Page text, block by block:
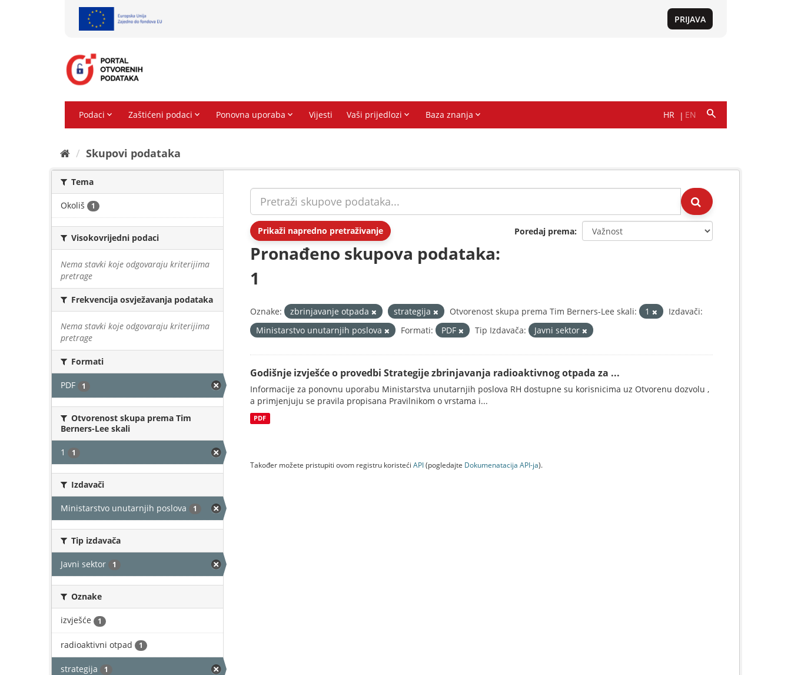
Skupovi podаtаkа
Tema
Okoliš 1
Visokovrijedni podaci
Nema stavki koje odgovaraju kriterijima
pretrage
Frekvencija osvježavanja podataka
Nema stavki koje odgovaraju kriterijima
pretrage
Formati
PDF 1
Otvorenost skupa prema Tim
Berners-Lee skali
1 1
Izdavači
Ministarstvo unutarnjih poslova 1
Tip izdavača
Javni sektor 1
Oznake
izvješće 1
radioaktivni otpad 1
strategija 1
Prikaži napredno pretraživanje Poredaj prema
Pronađeno skupova podataka:
1
Oznake: zbrinjavanje otpada strategija Otvorenost skupa prema Tim Berners-Lee skali: 1
Izdavači:
Ministarstvo unutarnjih poslova
Formati: PDF Tip Izdavača: Javni sektor
Godišnje izvješće o provedbi Strategije zbrinjavanja radioaktivnog otpada za ...
Informacije za ponovnu uporabu Ministarstva unutarnjih poslova RH dostupne su korisnicima uz Otvorenu dozvolu ,
a primjenjuju se pravila propisana Pravilnikom o vrstama i...
PDF
Također možete pristupiti ovom registru koristeći API(pogledajte Dokumenаtаcijа API-jа).